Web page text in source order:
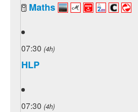
Maths
07:30 (4h)
HLP
07:30 (4h)